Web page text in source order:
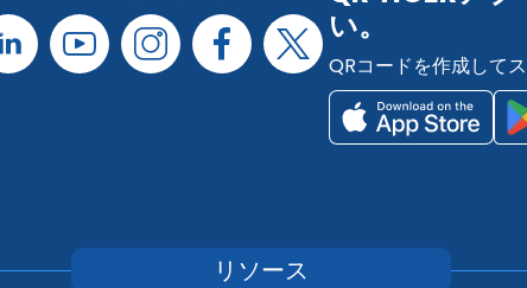
い。
QRコードを作成して
リソース